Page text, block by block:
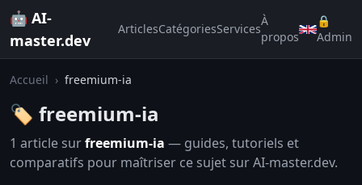
🤖 AI-
master.dev
ArticlesCatégoriesServices
À
propos
🔒
Admin
Accueil › freemium-ia
🏷️ freemium-ia
1 article surfreemium-ia — guides, tutoriels et
comparatifs pour maîtriser ce sujet sur AI-master.dev.